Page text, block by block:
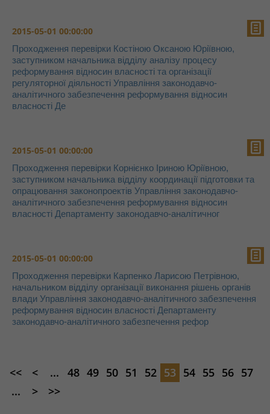
2015-05-01 00:00:00
Проходження перевірки Костіною Оксаною Юріївною,
заступником начальника відділу аналізу процесу
реформування відносин власності та організації
регуляторної діяльності Управління законодавчо-
аналітичного забезпечення реформування відносин
власності Де
2015-05-01 00:00:00
Проходження перевірки Корнієнко Іриною Юріївною,
заступником начальника відділу координації підготовки та
опрацювання законопроектів Управління законодавчо-
аналітичного забезпечення реформування відносин
власності Департаменту законодавчо-аналітичног
2015-05-01 00:00:00
Проходження перевірки Карпенко Ларисою Петрівною,
начальником відділу організації виконання рішень органів
влади Управління законодавчо-аналітичного забезпечення
реформування відносин власності Департаменту
законодавчо-аналітичного забезпечення рефор
<< < ... 48 49 50 51 52 53 54 55 56 57
...
> >>